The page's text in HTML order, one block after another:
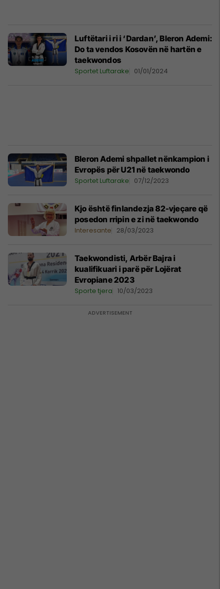
Luftëtari i ri i ‘Dardan’, Bleron Ademi:
Do ta vendos Kosovën në hartën e
taekwondos
Sportet Luftarake 01/01/2024
Bleron Ademi shpallet nënkampion i
Evropës për U21 në taekwondo
Sportet Luftarake 07/12/2023
Kjo është finlandezja 82-vjeçare që
posedon rripin e zi në taekwondo
Interesante 28/03/2023
Taekwondisti, Arbër Bajra i
kualifikuari i parë për Lojërat
Evropiane 2023
Sporte tjera 10/03/2023